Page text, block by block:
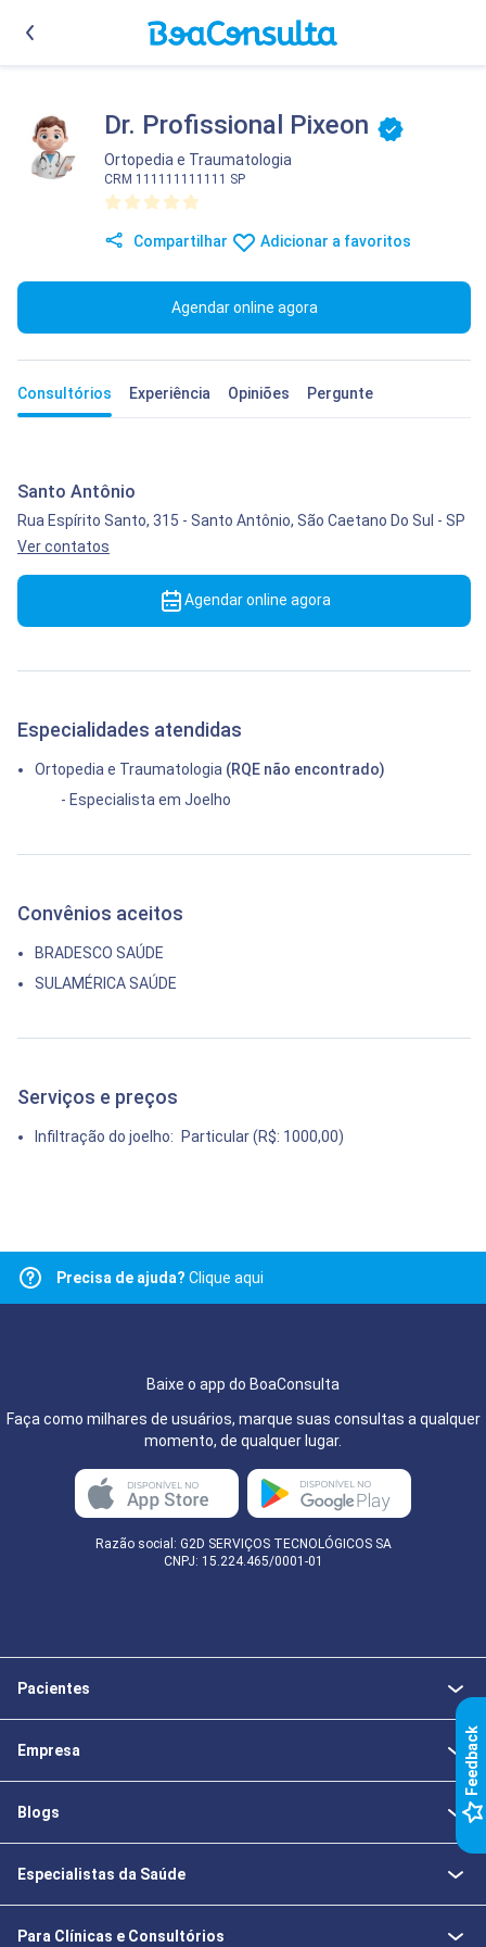
Dr. Profissional Pixeon
Ortopedia e Traumatologia
CRM 111111111111 SP
Compartilhar Adicionar a favoritos
Agendar online agora
Consultórios Experiência Opiniões Pergunte
Santo Antônio
Rua Espírito Santo, 315 - Santo Antônio, São Caetano Do Sul - SP
Ver contatos
Agendar online agora
Especialidades atendidas
Ortopedia e Traumatologia (RQE não encontrado)
- Especialista em Joelho
Convênios aceitos
BRADESCO SAÚDE
SULAMÉRICA SAÚDE
Serviços e preços
Infiltração do joelho: Particular (R$: 1000,00)
k
Precisa de ajuda? Clique aqui
Baixe o app do BoaConsulta
Faça como milhares de usuários, marque suas consultas a qualquer
momento, de qualquer lugar.
Razão social: G2D SERVIÇOS TECNOLÓGICOS SA
CNPJ: 15.224.465/0001-01
Pacientes
Empresa
Blogs
Especialistas da Saúde
Para Clínicas e Consultórios